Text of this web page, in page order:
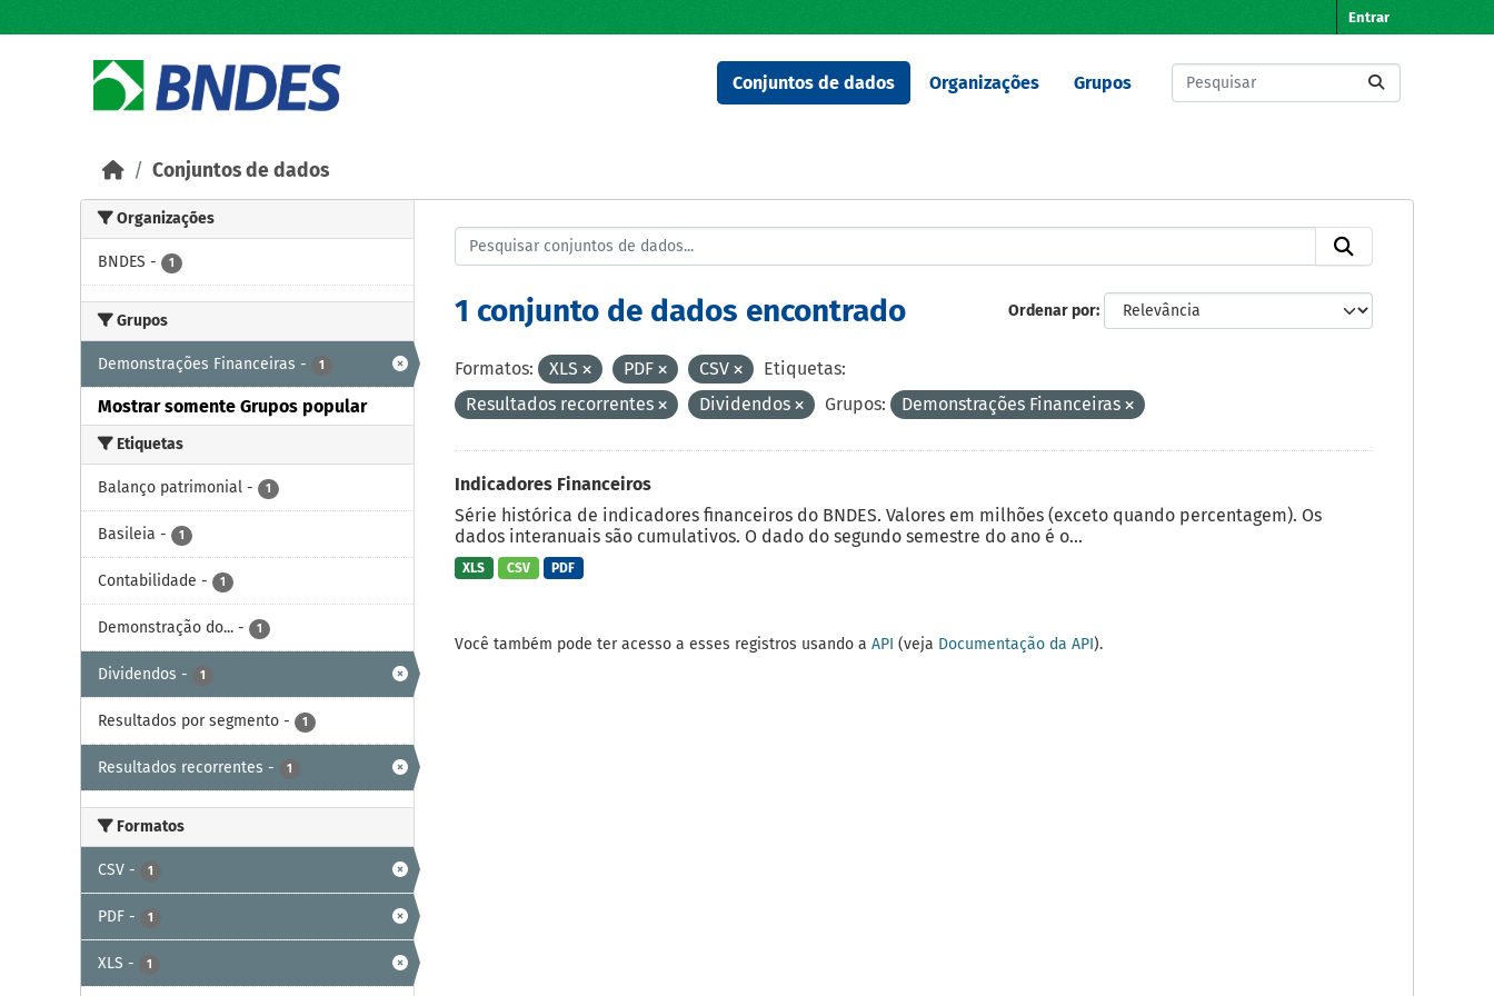
Entrar
Conjuntos de dados Organizações Grupos
Conjuntos de dados
Organizações
BNDES - 1
Grupos
Demonstrações Financeiras - 1
Mostrar somente Grupos popular
Etiquetas
Balanço patrimonial - 1
Basileia - 1
Contabilidade - 1
Demonstração do... - 1
Dividendos - 1
Resultados por segmento - 1
Resultados recorrentes - 1
Formatos
CSV - 1
PDF - 1
XLS - 1
Ordenar por
1 conjunto de dados encontrado
Formatos: XLS PDF CSV
Etiquetas:
Resultados recorrentes
Dividendos Grupos: Demonstrações Financeiras
Indicadores Financeiros
Série histórica de indicadores financeiros do BNDES. Valores em milhões (exceto quando percentagem). Os
dados interanuais são cumulativos. O dado do segundo semestre do ano é o...
XLS CSV PDF
Você também pode ter acesso a esses registros usando a API (veja Documentação da API).